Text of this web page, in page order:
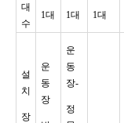
대
수
1대 1대 1대
설
치
장
운
동
장
운
동
장-
정